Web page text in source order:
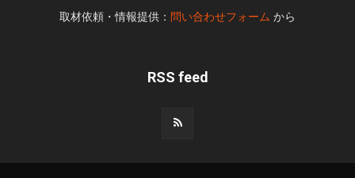
取材依頼・情報提供： 問い合わせフォーム から
RSS feed